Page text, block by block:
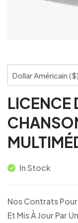
Dollar Américain
LICENCE
In Stock
Nos Contrats
Et Mis À Jour Par